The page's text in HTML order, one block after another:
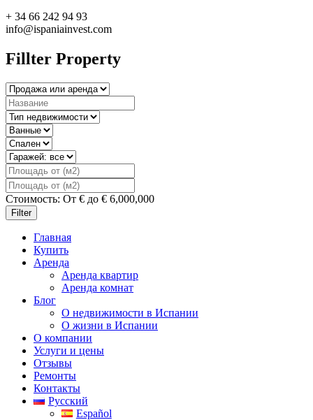
+ 34 66 242 94 93
info@ispaniainvest.com
Fillter Property
Стоимость: От € до € 6,000,000
Filter
Главная
Купить
Аренда
Аренда квартир
Аренда комнат
Блог
О недвижимости в Испании
О жизни в Испании
О компании
Услуги и цены
Отзывы
Ремонты
Контакты
Русский
Español